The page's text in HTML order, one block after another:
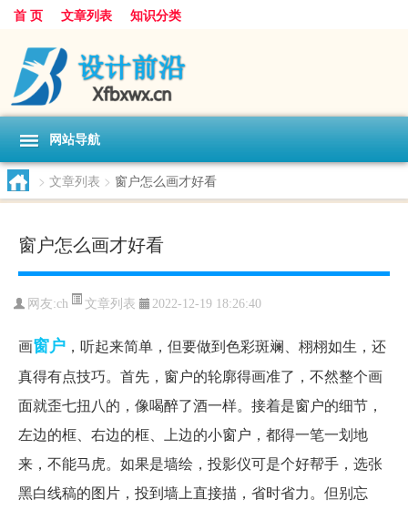
首 页 文章列表 知识分类
网站导航
> 文章列表 > 窗户怎么画才好看
窗户怎么画才好看
网友:ch 文章列表 2022-12-19 18:26:40
画窗户 ，听起来简单，但要做到色彩斑斓、栩栩如生，还
真得有点技巧。首先，窗户的轮廓得画准了，不然整个画
面就歪七扭八的，像喝醉了酒一样。接着是窗户的细节，
左边的框、右边的框、上边的小窗户，都得一笔一划地
来，不能马虎。如果是墙绘，投影仪可是个好帮手，选张
黑白线稿的图片，投到墙上直接描，省时省力。但别忘